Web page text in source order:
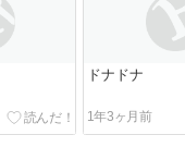
ドナドナ
1年3ヶ月前